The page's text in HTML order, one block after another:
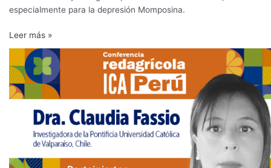
especialmente para la depresión Momposina.
el
colombiano
Leer más »
Experta
expondrá
sobre
la
realidad
portainjertos
clonales